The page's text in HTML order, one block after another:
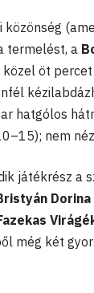
termelést, a
öt
hatgólos
nem
játékrész a
Dorina
még két